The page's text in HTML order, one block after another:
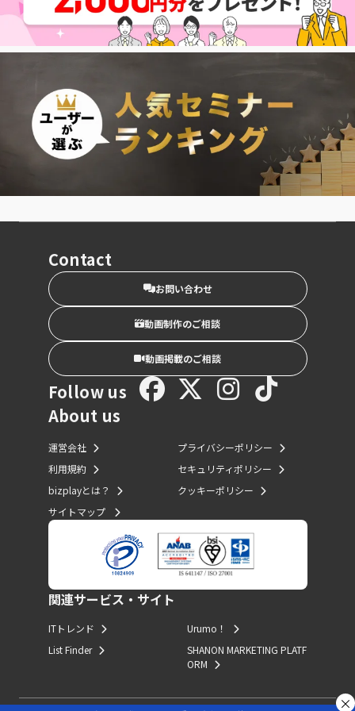
Contact
お問い合わせ
動画制作のご相談
動画掲載のご相談
Follow us
About us
運営会社
利用規約
bizplayとは？
サイトマップ
プライバシーポリシー
セキュリティポリシー
クッキーポリシー
関連サービス・サイト
ITトレンド
List Finder
Urumo！
SHANON MARKETING PLATF
ORM